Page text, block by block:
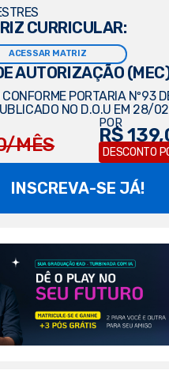
CURRICULAR:
ACESSAR MATRIZ
AUTORIZAÇÃO
PORTARIA Nº93
NO D.O.U EM 28/
MÊS
POR
R$
DESCONTO
INSCREVA-SE JÁ!